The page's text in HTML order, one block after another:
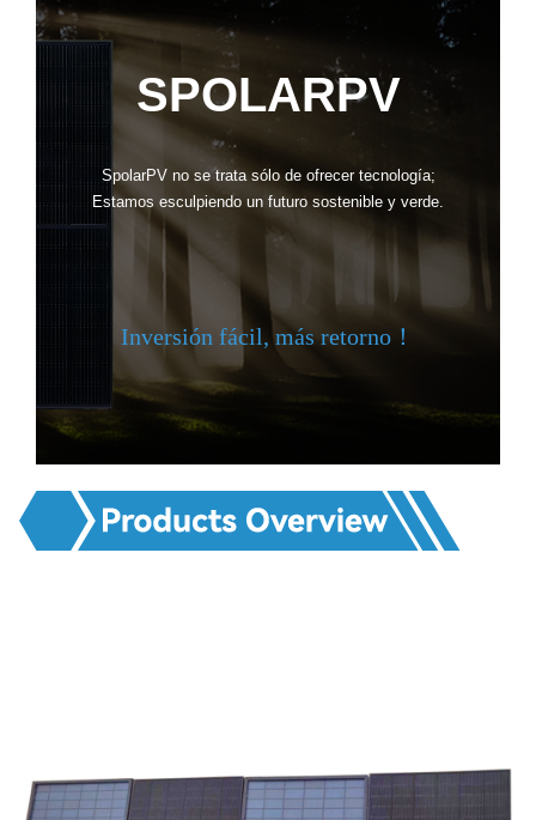
SPOLARPV
SpolarPV no se trata sólo de ofrecer tecnología;
Estamos esculpiendo un futuro sostenible y verde.
Inversión fácil, más retorno！